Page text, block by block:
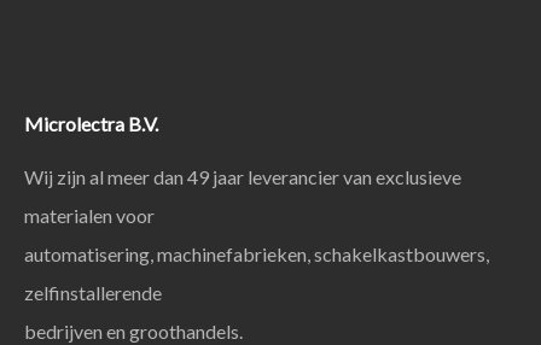
Microlectra B.V.
Wij zijn al meer dan 49 jaar leverancier van exclusieve
materialen voor
automatisering, machinefabrieken, schakelkastbouwers,
zelfinstallerende
bedrijven en groothandels.